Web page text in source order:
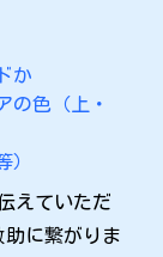
か
の色（上・
）
えていただ
助に繋がりま